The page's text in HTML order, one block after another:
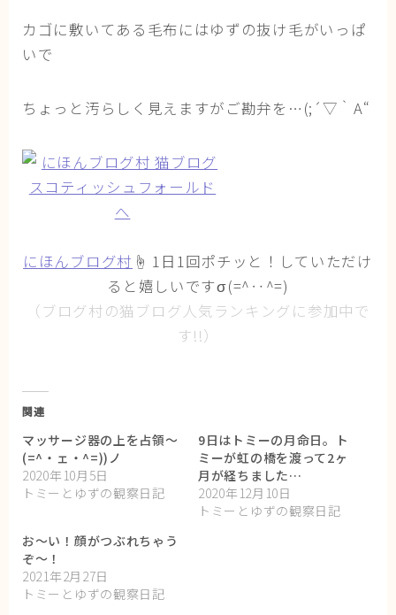
カゴに敷いてある毛布にはゆずの抜け毛がいっぱ
いで
ちょっと汚らしく見えますがご勘弁を…(;´▽｀A“
にほんブログ村 ☝ 1日1回ポチッと！していただけ
ると嬉しいですσ(=^‥^=)
（ブログ村の猫ブログ人気ランキングに参加中で
す!!）
関連
マッサージ器の上を占領〜
(=^・ェ・^=))ノ
2020年10月5日
トミーとゆずの観察日記
9日はトミーの月命日。ト
ミーが虹の橋を渡って2ヶ
月が経ちました…
2020年12月10日
トミーとゆずの観察日記
お～い！顔がつぶれちゃう
ぞ～！
2021年2月27日
トミーとゆずの観察日記